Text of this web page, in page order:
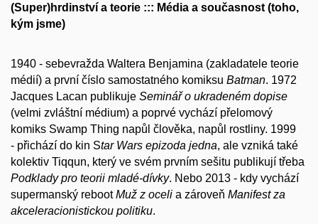
(Super)hrdinství a teorie ::: Média a současnost (toho,
kým jsme)
1940 - sebevražda Waltera Benjamina (zakladatele teorie
médií) a první číslo samostatného komiksu Batman. 1972
Jacques Lacan publikuje Seminář o ukradeném dopise
(velmi zvláštní médium) a poprvé vychází přelomový
komiks Swamp Thing napůl člověka, napůl rostliny. 1999
- přichází do kin Star Wars epizoda jedna, ale vzniká také
kolektiv Tiqqun, který ve svém prvním sešitu publikují třeba
Podklady pro teorii mladé-dívky. Nebo 2013 - kdy vychází
supermanský rebootMuž z oceli a zároveň Manifest za
akceleracionistickou politiku.